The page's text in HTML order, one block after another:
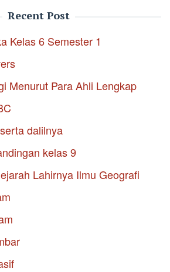
Recent Post
Kelas 6 Semester 1
Menurut Para Ahli Lengkap
dalilnya
kelas 9
Lahirnya Ilmu Geografi